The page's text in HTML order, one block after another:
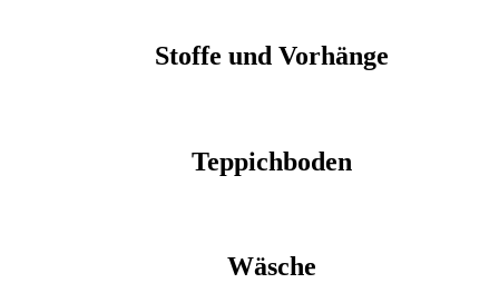
Stoffe und Vorhänge
Teppichboden
Wäsche